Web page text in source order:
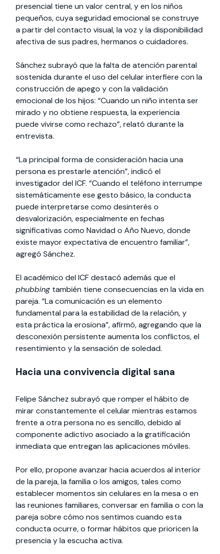
presencial tiene un valor central, y en los niños
pequeños, cuya seguridad emocional se construye
a partir del contacto visual, la voz y la disponibilidad
afectiva de sus padres, hermanos o cuidadores.
Sánchez subrayó que la falta de atención parental
sostenida durante el uso del celular interfiere con la
construcción de apego y con la validación
emocional de los hijos: “Cuando un niño intenta ser
mirado y no obtiene respuesta, la experiencia
puede vivirse como rechazo”, relató durante la
entrevista.
“La principal forma de consideración hacia una
persona es prestarle atención”, indicó el
investigador del ICF. “Cuando el teléfono interrumpe
sistemáticamente ese gesto básico, la conducta
puede interpretarse como desinterés o
desvalorización, especialmente en fechas
significativas como Navidad o Año Nuevo, donde
existe mayor expectativa de encuentro familiar”,
agregó Sánchez.
El académico del ICF destacó además que el
phubbing también tiene consecuencias en la vida en
pareja. “La comunicación es un elemento
fundamental para la estabilidad de la relación, y
esta práctica la erosiona”, afirmó, agregando que la
desconexión persistente aumenta los conflictos, el
resentimiento y la sensación de soledad.
Hacia una convivencia digital sana
Felipe Sánchez subrayó que romper el hábito de
mirar constantemente el celular mientras estamos
frente a otra persona no es sencillo, debido al
componente adictivo asociado a la gratificación
inmediata que entregan las aplicaciones móviles.
Por ello, propone avanzar hacia acuerdos al interior
de la pareja, la familia o los amigos, tales como
establecer momentos sin celulares en la mesa o en
las reuniones familiares, conversar en familia o con la
pareja sobre cómo nos sentimos cuando esta
conducta ocurre, o formar hábitos que prioricen la
presencia y la escucha activa.